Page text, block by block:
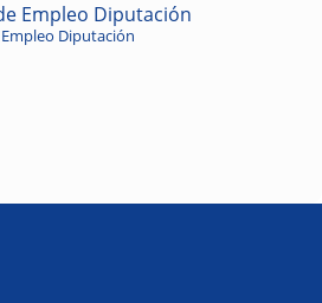
Empleo Diputación
Diputación